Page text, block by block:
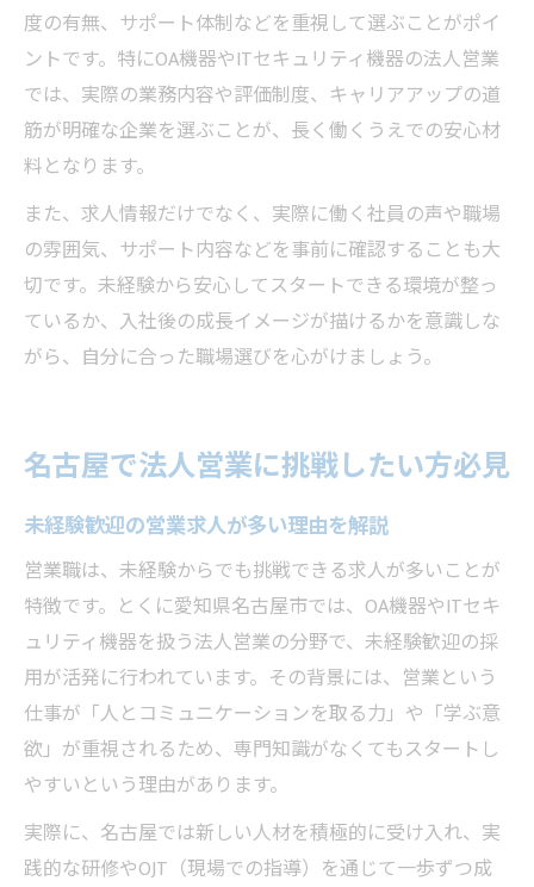
度の有無、サポート体制などを重視して選ぶことがポイ
ントです。特にOA機器やITセキュリティ機器の法人営業
では、実際の業務内容や評価制度、キャリアアップの道
筋が明確な企業を選ぶことが、長く働くうえでの安心材
料となります。
また、求人情報だけでなく、実際に働く社員の声や職場
の雰囲気、サポート内容などを事前に確認することも大
切です。未経験から安心してスタートできる環境が整っ
ているか、入社後の成長イメージが描けるかを意識しな
がら、自分に合った職場選びを心がけましょう。
名古屋で法人営業に挑戦したい方必見
未経験歓迎の営業求人が多い理由を解説
営業職は、未経験からでも挑戦できる求人が多いことが
特徴です。とくに愛知県名古屋市では、OA機器やITセキ
ュリティ機器を扱う法人営業の分野で、未経験歓迎の採
用が活発に行われています。その背景には、営業という
仕事が「人とコミュニケーションを取る力」や「学ぶ意
欲」が重視されるため、専門知識がなくてもスタートし
やすいという理由があります。
実際に、名古屋では新しい人材を積極的に受け入れ、実
践的な研修やOJT（現場での指導）を通じて一歩ずつ成